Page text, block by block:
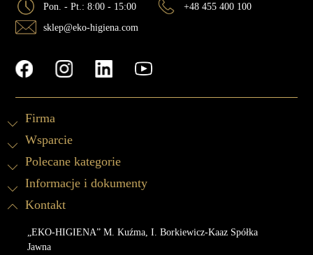
Pon. - Pt.: 8:00 - 15:00
+48 455 400 100
sklep@eko-higiena.com
Firma
Wsparcie
Polecane kategorie
Informacje i dokumenty
Kontakt
„EKO-HIGIENA” M. Kuźma, I. Borkiewicz-Kaaz Spółka
Jawna